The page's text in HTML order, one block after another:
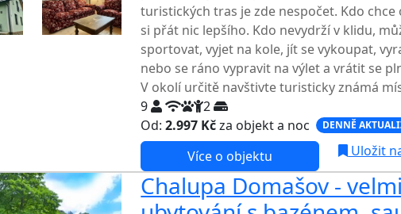
turistických tras je zde nespočet. Kdo
si přát nic lepšího. Kdo nevydrží v klidu,
sportovat, vyjet na kole, jít se vykoupat,
nebo se ráno vypravit na výlet a vrátit se
V okolí určitě navštivte turisticky známá
9
2
Od:2.997 Kčza objekt a noc DENNĚ
Více o objektu Uložit
Chalupa Domašov -